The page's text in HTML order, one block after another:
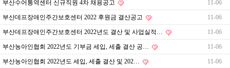
부산수어통역센터 신규직원 4차 채용공고 11-06
부산데프장애인주간보호센터 2022 후원금 결산공고 11-06
부산데프장애인주간보호센터 2022년도 결산 및 사업실적… 11-06
부산농아인협회 2022년도 기부금 세입, 세출 결산 공… 11-06
부산농아인협회 2022년도 세입, 세출 결산 및 202… 11-06